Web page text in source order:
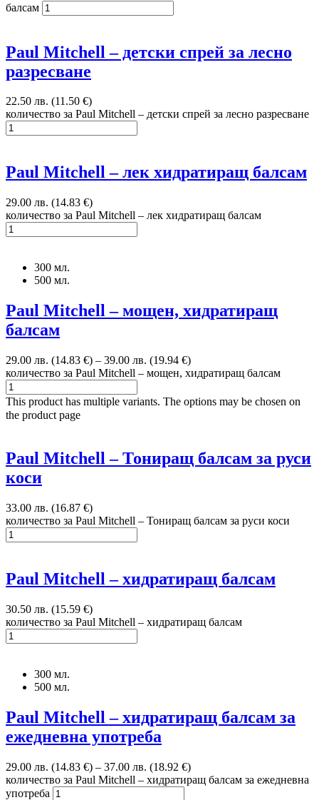
балсам
Paul Mitchell – детски спрей за лесно
разресване
22.50 лв. (11.50 €)
количество за Paul Mitchell – детски спрей за лесно разресване
Paul Mitchell – лек хидратиращ балсам
29.00 лв. (14.83 €)
количество за Paul Mitchell – лек хидратиращ балсам
300 мл.
500 мл.
Paul Mitchell – мощен, хидратиращ
балсам
29.00 лв. (14.83 €) – 39.00 лв. (19.94 €)
количество за Paul Mitchell – мощен, хидратиращ балсам
This product has multiple variants. The options may be chosen on
the product page
Paul Mitchell – Тониращ балсам за руси
коси
33.00 лв. (16.87 €)
количество за Paul Mitchell – Тониращ балсам за руси коси
Paul Mitchell – хидратиращ балсам
30.50 лв. (15.59 €)
количество за Paul Mitchell – хидратиращ балсам
300 мл.
500 мл.
Paul Mitchell – хидратиращ балсам за
ежедневна употреба
29.00 лв. (14.83 €) – 37.00 лв. (18.92 €)
количество за Paul Mitchell – хидратиращ балсам за ежедневна
употреба